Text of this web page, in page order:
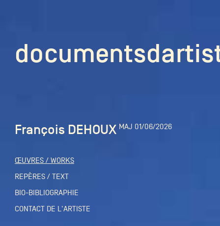
Équipe
François DEHOUX MAJ 01/06/2026
ŒUVRES / WORKS
REPÈRES / TEXT
BIO-BIBLIOGRAPHIE
CONTACT DE L'ARTISTE